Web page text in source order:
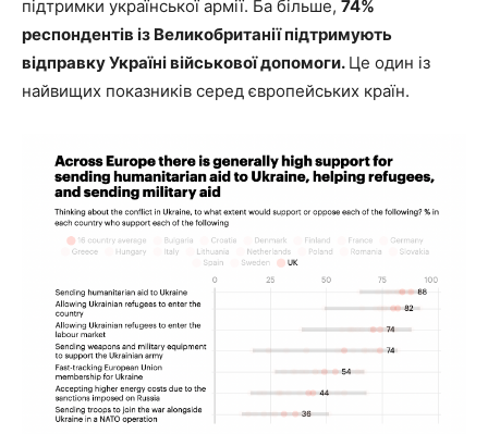
підтримки української армії. Ба більше, 74%
респондентів із Великобританії підтримують
відправку Україні військової допомоги. Це один із
найвищих показників серед європейських країн.